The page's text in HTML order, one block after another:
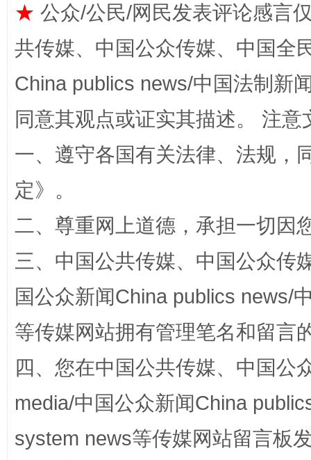
从幼儿园到大学，有这些资助 “
事关残疾人未来5年
规模最大的光氢储一体化项目 走
★ 公众/公民/网民发表评论感言
共传媒、中国公众传媒、中国全
China publics news/中国法制新
同意其观点或证实其描述。 注
一、遵守各国有关法律、法规，
定》。
二、尊重网上道德，承担一切因
三、中国公共传媒、中国公众传
国公众新闻China publics news/
等传媒网站拥有管理笔名和留言
四、您在中国公共传媒、中国公
media/中国公众新闻China
system news等传媒网站留言板